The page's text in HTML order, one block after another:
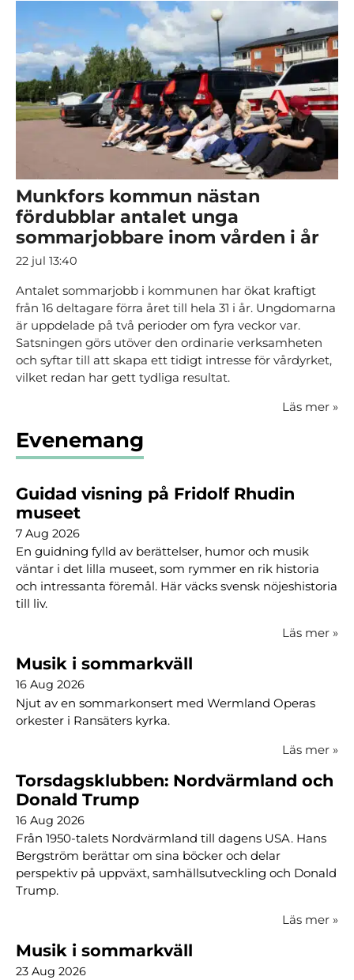
Munkfors kommun nästan
fördubblar antalet unga
sommarjobbare inom vården i år
22 jul 13:40
Antalet sommarjobb i kommunen har ökat kraftigt
från 16 deltagare förra året till hela 31 i år. Ungdomarna
är uppdelade på två perioder om fyra veckor var.
Satsningen görs utöver den ordinarie verksamheten
och syftar till att skapa ett tidigt intresse för vårdyrket,
vilket redan har gett tydliga resultat.
Läs mer »
Evenemang
Guidad visning på Fridolf Rhudin
museet
7 Aug 2026
En guidning fylld av berättelser, humor och musik
väntar i det lilla museet, som rymmer en rik historia
och intressanta föremål. Här väcks svensk nöjeshistoria
till liv.
Läs mer »
Musik i sommarkväll
16 Aug 2026
Njut av en sommarkonsert med Wermland Operas
orkester i Ransäters kyrka.
Läs mer »
Torsdagsklubben: Nordvärmland och
Donald Trump
16 Aug 2026
Från 1950-talets Nordvärmland till dagens USA. Hans
Bergström berättar om sina böcker och delar
perspektiv på uppväxt, samhällsutveckling och Donald
Trump.
Läs mer »
Musik i sommarkväll
23 Aug 2026